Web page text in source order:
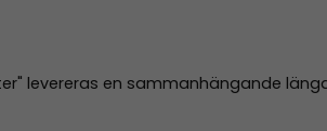
levereras en sammanhängande